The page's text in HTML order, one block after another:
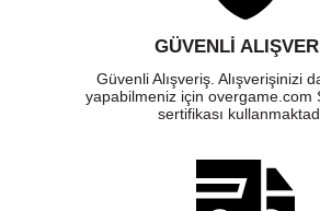
GÜVENLI
Güvenli Alışveriş. Alışverişinizi
yapabilmeniz için overgame.com
sertifikası